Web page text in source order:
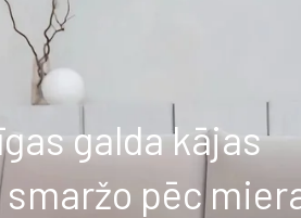
galda kājas
pēc